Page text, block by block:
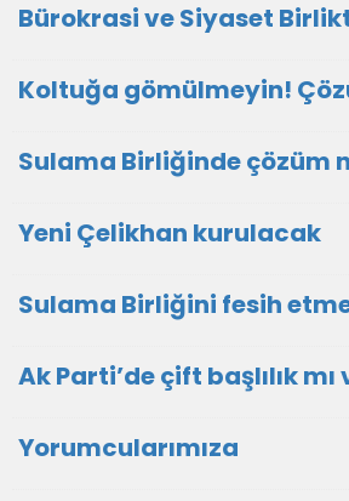
Bürokrasi ve Siyaset
Koltuğa gömülmeyin!
Sulama Birliğinde çözüm
Yeni Çelikhan kurulacak
Sulama Birliğini fesih
Ak Parti’de çift başlılık mı
Yorumcularımıza